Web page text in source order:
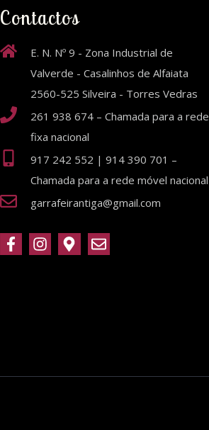
Contactos
E. N. Nº 9 - Zona Industrial de
Valverde - Casalinhos de Alfaiata
2560-525 Silveira - Torres Vedras
261 938 674 – Chamada para a rede
fixa nacional
917 242 552 | 914 390 701 –
Chamada para a rede móvel nacional
garrafeirantiga@gmail.com